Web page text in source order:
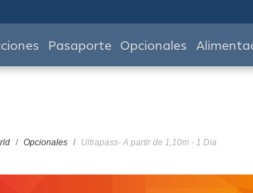
Pasaporte Opcionales
Opcionales Ultrapass- A partir de 1,10m - 1 Dia